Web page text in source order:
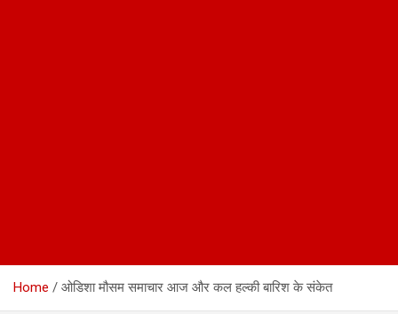
Home ओडिशा मौसम समाचार आज और कल हल्की बारिश के संकेत